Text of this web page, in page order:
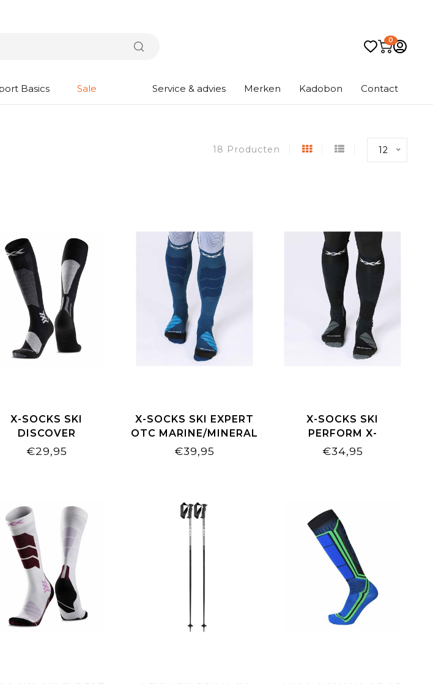
0
Basics Sale Service & advies Merken Kadobon Contact
18 Producten 12
X-SOCKS SKI
DISCOVER
LIGHT GREY
€29,95
X-SOCKS SKI EXPERT
OTC MARINE/MINERAL
BLUE
€39,95
X-SOCKS SKI
PERFORM X-
BLACK/LIGHT GREY
€34,95